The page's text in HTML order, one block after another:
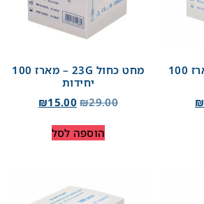
מחט אפור 27G – מארז 100
₪
מחט כחול 23G – מארז 100
יחידות
₪29.00
₪15.00
הוספה לסל